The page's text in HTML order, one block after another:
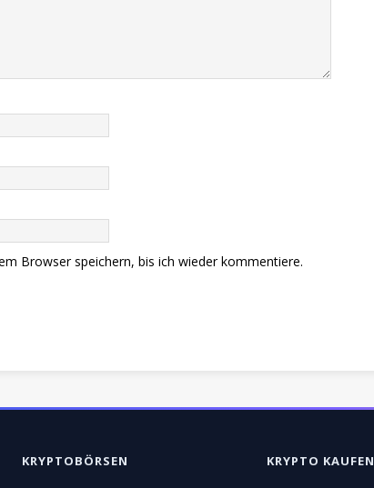
Browser speichern, bis ich wieder kommentiere.
KRYPTOBÖRSEN KRYPTO KAUFEN